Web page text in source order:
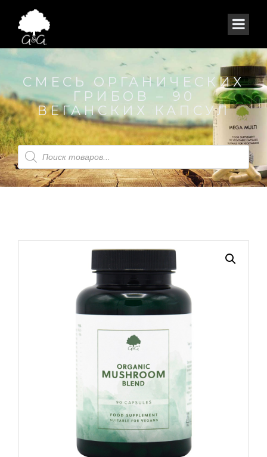
СМЕСЬ ОРГАНИЧЕСКИХ
ГРИБОВ – 90
ВЕГАНСКИХ КАПСУЛ
Поиск
товаров